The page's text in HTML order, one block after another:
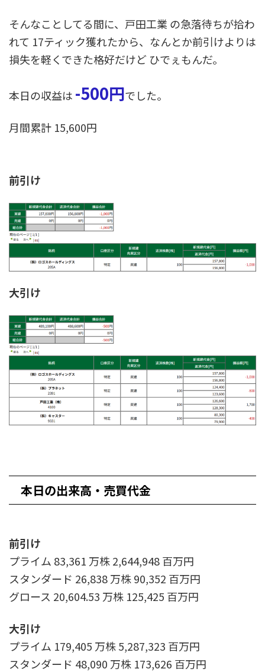
そんなことしてる間に、戸田工業 の急落待ちが拾わ
れて 17ティック獲れたから、なんとか前引けよりは
損失を軽くできた格好だけど ひでぇもんだ。
本日の収益は -500円でした。
月間累計 15,600円
前引け
大引け
本日の出来高・売買代金
前引け
プライム 83,361 万株 2,644,948 百万円
スタンダード 26,838 万株 90,352 百万円
グロース 20,604.53 万株 125,425 百万円
大引け
プライム 179,405 万株 5,287,323 百万円
スタンダード 48,090 万株 173,626 百万円